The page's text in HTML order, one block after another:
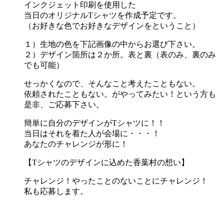
インクジェット印刷を使用した
当日のオリジナルTシャツを作成予定です。
（お好きな色でお好きなデザインをということ）
１）生地の色を下記画像の中からお選び下さい。
２）デザイン箇所は２か所。表と裏（表のみ、裏のみ
でも可能）
せっかくなので、そんなこと考えたこともない。
依頼されたこともない。がやってみたい！という方も
是非、ご応募下さい。
簡単に自分のデザインがTシャツに！！
当日はそれを着た人が会場に・・・！
あなたのチャレンジが形に！
【Tシャツのデザインに込めた香葉村の想い】
チャレンジ！やったことのないことにチャレンジ！
私も応募します。